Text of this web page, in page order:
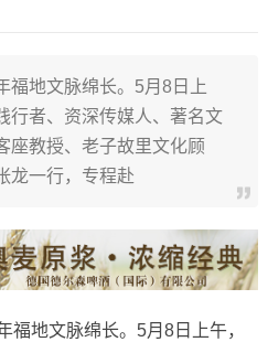
福地文脉绵长。5月8日上
行者、资深传媒人、著名文
座教授、老子故里文化顾
龙一行，专程赴
地文脉绵长。5月8日上午，